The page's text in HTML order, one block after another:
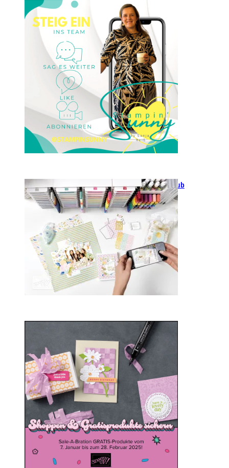
Einsteigen 2025 im Team
Stampin‘ Sunny
23. Januar 2025
GANZ NEU: Scrapbooking Club
2025
21. Januar 2025
Sale-a-bration 2025
20. Januar 2025